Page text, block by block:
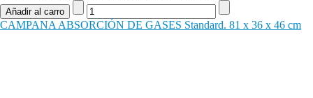
CAMPANA ABSORCIÓN DE GASES Standard. 81 x 36 x 46 cm